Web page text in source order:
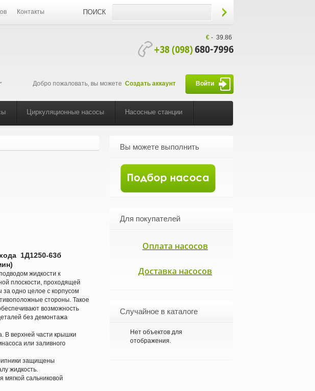
ПОИСК
Контакты
€- 39.86
Добро пожаловать, вы можете Создать аккаунт Войти
Циркуляционные насосы Насосные станции
Вы можете выполнить
Для покупателей
Оплата насосов
Доставка насосов
Случайное в каталоге
Нет объектов для
отображения.
1Д1250-63б
жидкости к
плоскости, проходящей
одно целое с корпусом
стороны. Такое
возможность
без демонтажа
В верхней части крышки
или заливного
защищены
жидкость.
мягкой сальниковой